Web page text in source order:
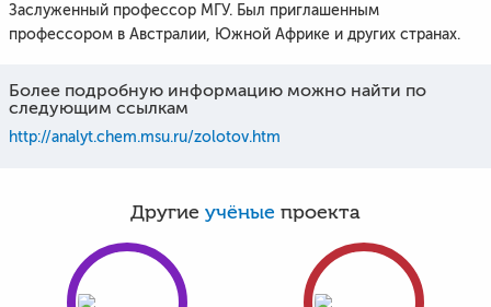
Заслуженный профессор МГУ. Был приглашенным
профессором в Австралии, Южной Африке и других странах.
Более подробную информацию можно найти по
следующим ссылкам
http://analyt.chem.msu.ru/zolotov.htm
Другие учёные проекта